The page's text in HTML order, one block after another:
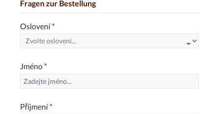
Fragen zur Bestellung
Oslovení *
Jméno *
Příjmení *